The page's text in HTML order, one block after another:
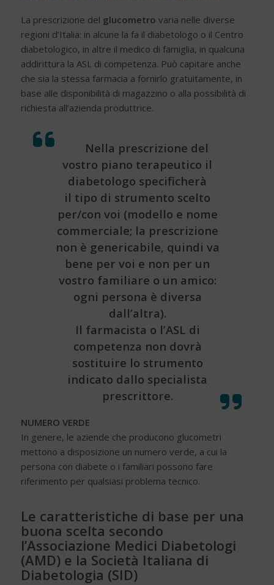
La prescrizione del glucometro varia nelle diverse
regioni d’Italia: in alcune la fa il diabetologo o il Centro
diabetologico, in altre il medico di famiglia, in qualcuna
addirittura la ASL di competenza. Può capitare anche
che sia la stessa farmacia a fornirlo gratuitamente, in
base alle disponibilità di magazzino o alla possibilità di
richiesta all’azienda produttrice.
Nella prescrizione del
vostro piano terapeutico il
diabetologo specificherà
il tipo di strumento scelto
per/con voi (modello e nome
commerciale; la prescrizione
non è genericabile, quindi va
bene per voi e non per un
vostro familiare o un amico:
ogni persona è diversa
dall’altra).
Il farmacista o l’ASL di
competenza non dovrà
sostituire lo strumento
indicato dallo specialista
prescrittore.
NUMERO VERDE
In genere, le aziende che producono glucometri
mettono a disposizione un numero verde, a cui la
persona con diabete o i familiari possono fare
riferimento per qualsiasi problema tecnico.
Le caratteristiche di base per una
buona scelta secondo
l’Associazione Medici Diabetologi
(AMD) e la Società Italiana di
Diabetologia (SID)